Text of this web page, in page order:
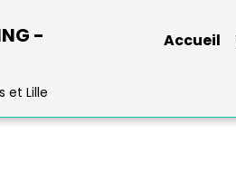
-
et Lille
Accueil